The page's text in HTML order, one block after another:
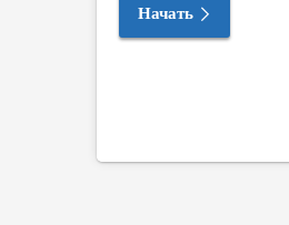
Начать